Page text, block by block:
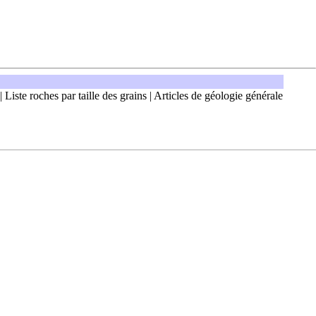
Liste roches par taille des grains| Articles de géologie générale